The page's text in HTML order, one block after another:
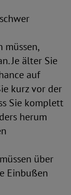
müssen,
Je älter Sie
auf
kurz vor der
Sie komplett
herum
über
Einbußen